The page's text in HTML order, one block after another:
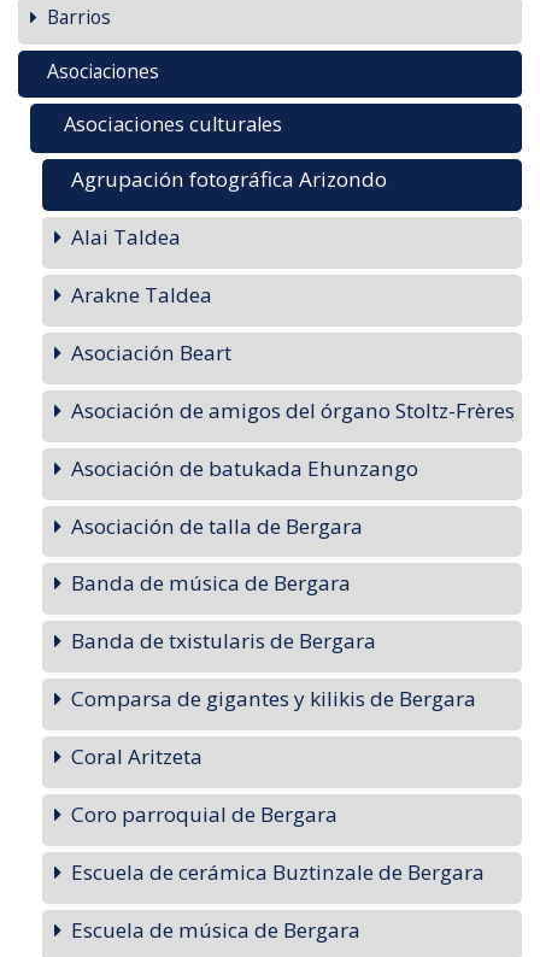
Barrios
Asociaciones
Asociaciones culturales
Agrupación fotográfica Arizondo
Alai Taldea
Arakne Taldea
Asociación Beart
Asociación de amigos del órgano Stoltz-Frères
Asociación de batukada Ehunzango
Asociación de talla de Bergara
Banda de música de Bergara
Banda de txistularis de Bergara
Comparsa de gigantes y kilikis de Bergara
Coral Aritzeta
Coro parroquial de Bergara
Escuela de cerámica Buztinzale de Bergara
Escuela de música de Bergara